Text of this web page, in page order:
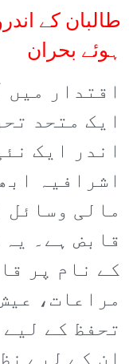
طالبان کے
ہوئے بحران
اقتدار
ایک متحد
اندر ایک
اشرافیہ
مالی
قابض ہے۔
کے نام پر
مراعات،
تحفظ کے